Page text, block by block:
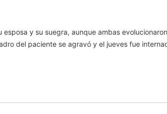
esposa y su suegra, aunque ambas
del paciente se agravó y el jueves fue